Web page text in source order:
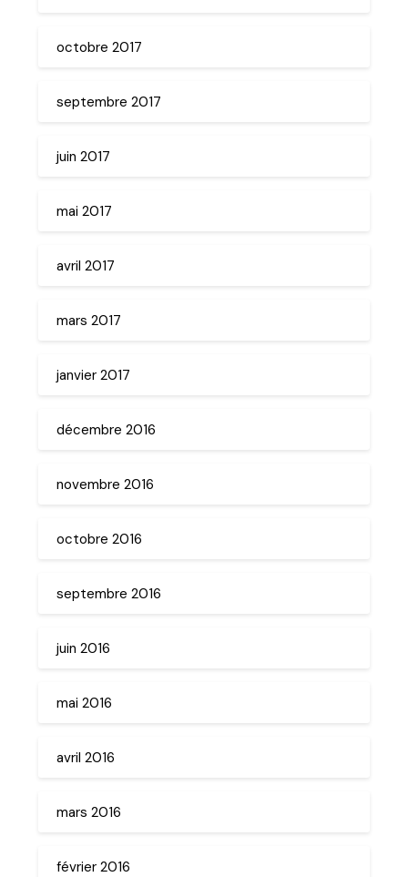
octobre 2017
septembre 2017
juin 2017
mai 2017
avril 2017
mars 2017
janvier 2017
décembre 2016
novembre 2016
octobre 2016
septembre 2016
juin 2016
mai 2016
avril 2016
mars 2016
février 2016